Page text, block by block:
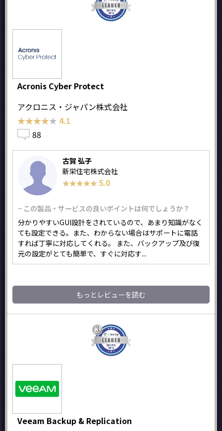
Acronis Cyber Protect
アクロニス・ジャパン株式会社
★★★★★
★★★★★ 4.1
88
古賀 弘子
新栄住宅株式会社
★★★★★
★★★★★ 5.0
− この製品・サービスの良いポイントは何でしょうか？
分かりやすいGUI設計をされているので、あまり知識がなく
ても設定できる。また、わからない場合はサポートに電話
すれば丁寧に対応してくれる。 また、バックアップ及び復
元の設定がとても簡単で、すぐに対応す...
もっとレビューを読む
Veeam Backup & Replication